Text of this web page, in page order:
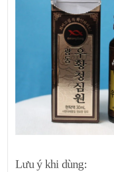
Lưu ý khi dùng: